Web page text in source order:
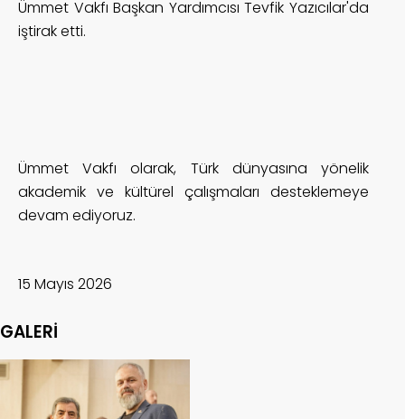
Ümmet Vakfı Başkan Yardımcısı Tevfik Yazıcılar'da
iştirak etti.
Ümmet Vakfı olarak, Türk dünyasına yönelik
akademik ve kültürel çalışmaları desteklemeye
devam ediyoruz.
15 Mayıs 2026
GALERİ